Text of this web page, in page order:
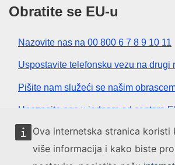
Ova internetska stranica koristi
više informacija i kako biste
Obratite se EU-u
Nazovite nas na 00 800 6 7 8 9 10 11
Uspostavite telefonsku vezu na drugi
Pišite nam služeći se našim
Upoznajte nas u jednom od centara
Društvene mreže